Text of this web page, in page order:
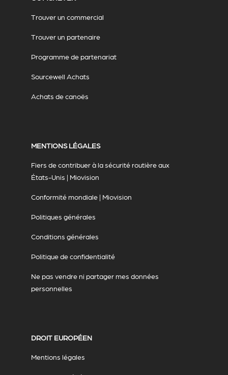
Trouver un commercial
Trouver un partenaire
Programme de partenariat
Sourcewell Achats
Achats de canoës
MENTIONS LÉGALES
Fiers de contribuer à la sécurité routière aux
États-Unis | Miovision
Conformité mondiale | Miovision
Politiques générales
Conditions générales
Politique de confidentialité
Ne pas vendre ni partager mes données
personnelles
DROIT EUROPÉEN
Mentions légales